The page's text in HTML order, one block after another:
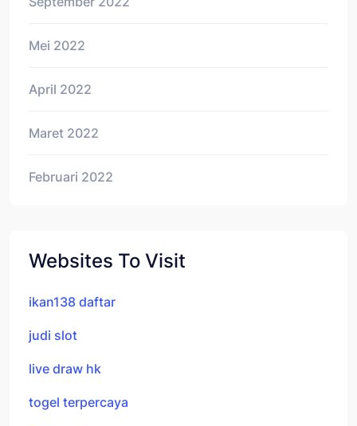
Mei 2022
April 2022
Maret 2022
Februari 2022
Websites To Visit
ikan138 daftar
judi slot
live draw hk
togel terpercaya